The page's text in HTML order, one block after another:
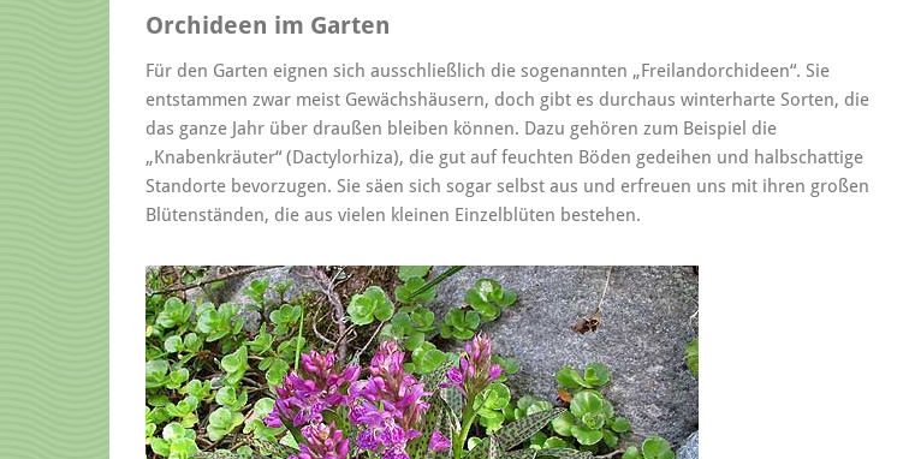
Orchideen im Garten
Für den Garten eignen sich ausschließlich die sogenannten „Freilandorchideen“. Sie
entstammen zwar meist Gewächshäusern, doch gibt es durchaus winterharte Sorten, die
das ganze Jahr über draußen bleiben können. Dazu gehören zum Beispiel die
„Knabenkräuter“ (Dactylorhiza), die gut auf feuchten Böden gedeihen und halbschattige
Standorte bevorzugen. Sie säen sich sogar selbst aus und erfreuen uns mit ihren großen
Blütenständen, die aus vielen kleinen Einzelblüten bestehen.